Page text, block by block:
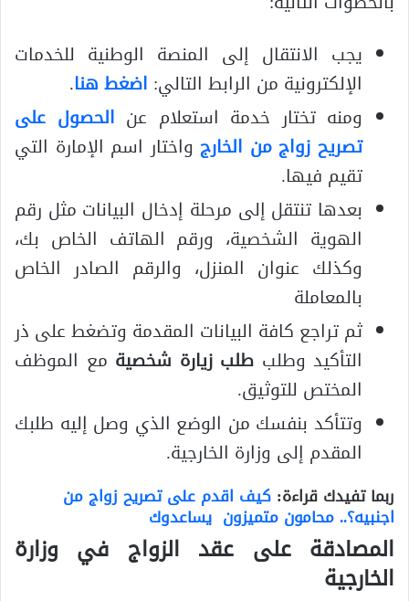
يجب الانتقال إلى المنصة الوطنية للخدمات
الإلكترونية من الرابط التالي: اضغط هنا.
ومنه تختار خدمة استعلام عن الحصول على
تصريح زواج من الخارجواختار اسم الإمارة التي
تقيم فيها.
بعدها تنتقل إلى مرحلة إدخال البيانات مثل رقم
الهوية الشخصية، ورقم الهاتف الخاص بك،
وكذلك عنوان المنزل، والرقم الصادر الخاص
بالمعاملة
ثم تراجع كافة البيانات المقدمة وتضغط على ذر
التأكيد وطلب طلب زيارة شخصية مع الموظف
المختص للتوثيق.
وتتأكد بنفسك من الوضع الذي وصل إليه طلبك
المقدم إلى وزارة الخارجية.
ربما تفيدك قراءة: كيف اقدم على تصريح زواج من
اجنبيه؟.. محامون متميزون يساعدوك
المصادقة على عقد الزواج في وزارة
الخارجية